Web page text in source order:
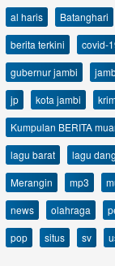
al haris Batanghari
berita terkini
covid-
gubernur jambi
jp
kota jambi
Kumpulan BERITA
lagu barat
lagu
Merangin
mp3
news
olahraga
pop
situs sv